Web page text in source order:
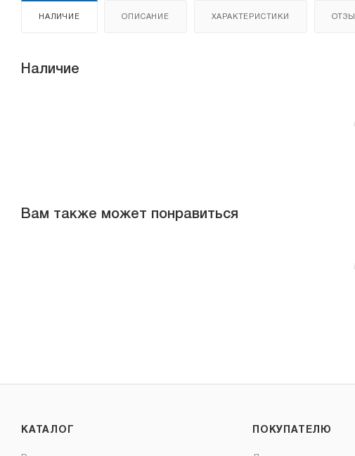
НАЛИЧИЕ ОПИСАНИЕ ХАРАКТЕРИСТИКИ
Наличие
Вам также может понравиться
КАТАЛОГ ПОКУПАТЕЛЮ